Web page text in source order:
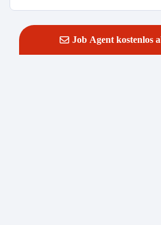
Job Agent kostenlos